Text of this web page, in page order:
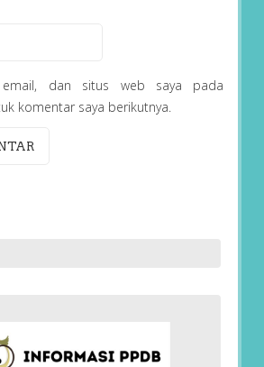
email, dan situs web saya pada
komentar saya berikutnya.